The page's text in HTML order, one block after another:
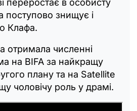
поступово знищує і
Клафа.
отримала численні
на BIFA за найкращу
плану та на Satellite
чоловічу роль у драмі.